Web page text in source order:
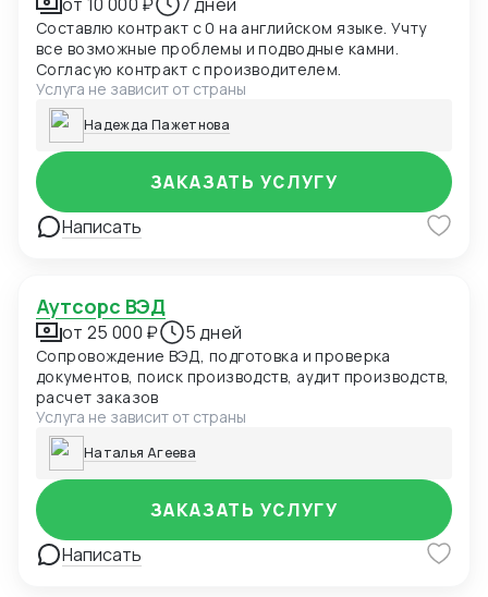
Составлю контракт с 0 на английском языке. Учту
все возможные проблемы и подводные камни.
Согласую контракт с производителем.
Услуга не зависит от страны
Надежда Пажетнова
Написать
ЗАКАЗАТЬ УСЛУГУ
Аутсорс ВЭД
от 25 000 ₽ 5 дней
Сопровождение ВЭД, подготовка и проверка
документов, поиск производств, аудит производств,
расчет заказов
Услуга не зависит от страны
Наталья Агеева
Написать
ЗАКАЗАТЬ УСЛУГУ